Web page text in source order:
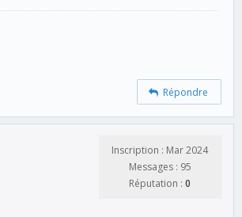
Répondre
Inscription : Mar 2024
Messages : 95
Réputation : 0